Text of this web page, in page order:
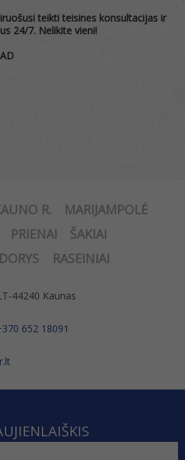
teikti teisines konsultacijas ir
24/7. Nelikite vieni!
R.
MARIJAMPOLĖ
PRIENAI
ŠAKIAI
RASEINIAI
44240 Kaunas
652 18091